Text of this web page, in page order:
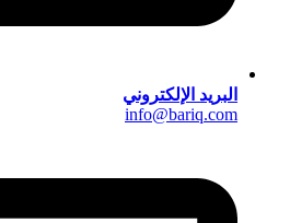
البريد الإلكتروني
info@bariq.com